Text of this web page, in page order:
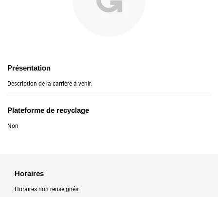
Présentation
Description de la carrière à venir.
Plateforme de recyclage
Non
Horaires
Horaires non renseignés.